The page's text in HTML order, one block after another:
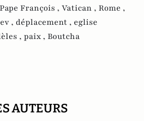
Pape François , Vatican , Rome ,
, déplacement , eglise
, paix , Boutcha
AUTEURS